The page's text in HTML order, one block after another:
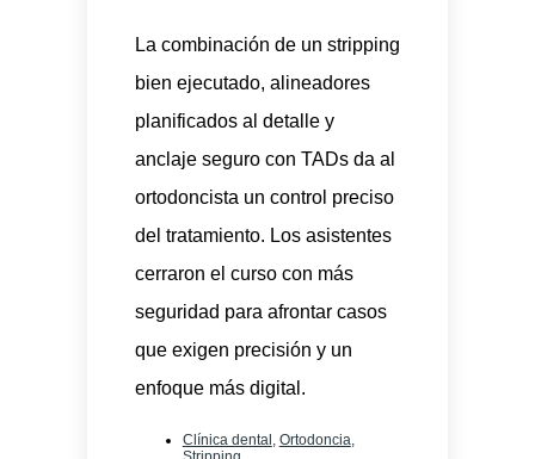
La combinación de un stripping
bien ejecutado, alineadores
planificados al detalle y
anclaje seguro con TADs da al
ortodoncista un control preciso
del tratamiento. Los asistentes
cerraron el curso con más
seguridad para afrontar casos
que exigen precisión y un
enfoque más digital.
Clínica dental Ortodoncia